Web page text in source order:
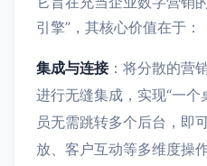
引擎”，其核心价值在于：
集成与连接：将分散的营
进行无缝集成，实现“一个
员无需跳转多个后台，即
放、客户互动等多维度操作